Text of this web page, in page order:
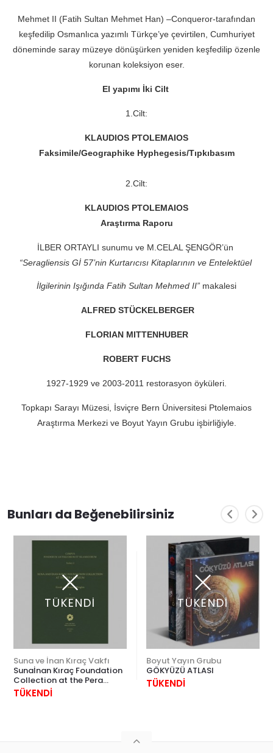
Mehmet II (Fatih Sultan Mehmet Han) –Conqueror-tarafından
keşfedilip Osmanlıca yazımlı Türkçe’ye çevirtilen, Cumhuriyet
döneminde saray müzeye dönüşürken yeniden keşfedilip özenle
korunan koleksiyon eser.
El yapımı İki Cilt
1.Cilt:
KLAUDIOS PTOLEMAIOS
Faksimile/Geographike Hyphegesis/Tıpkıbasım
2.Cilt:
KLAUDIOS PTOLEMAIOS
Araştırma Raporu
İLBER ORTAYLI sunumu ve M.CELAL ŞENGÖR’ün
“Seragliensis Gİ 57’nin Kurtarıcısı Kitaplarının ve Entelektüel
İlgilerinin Işığında Fatih Sultan Mehmed II” makalesi
ALFRED STÜCKELBERGER
FLORIAN MITTENHUBER
ROBERT FUCHS
1927-1929 ve 2003-2011 restorasyon öyküleri.
Topkapı Sarayı Müzesi, İsviçre Bern Üniversitesi Ptolemaios
Araştırma Merkezi ve Boyut Yayın Grubu işbirliğiyle.
Bunları da Beğenebilirsiniz
TÜKENDİ
Suna ve İnan Kıraç Vakfı
Sunaİnan Kıraç Foundation
Collection at the Pera
Museum, Part 1:
TÜKENDİ
TÜKENDİ
Boyut Yayın Grubu
GÖKYÜZÜ ATLASI
TÜKENDİ